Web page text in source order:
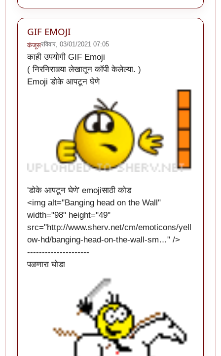
GIF EMOJI
कंजूसरविवार, 03/01/2021 07:05
काही उपयोगी GIF Emoji
( निरनिराळ्या लेखातून कॉपी केलेल्या. )
Emoji डोके आपटून घेणे
'डोके आपटून घेणे' emojiसाठी कोड
<img alt="Banging head on the Wall"
width="98" height="49"
src="http://www.sherv.net/cm/emoticons/yell
ow-hd/banging-head-on-the-wall-sm…" />
---------------------
पळणारा घोडा